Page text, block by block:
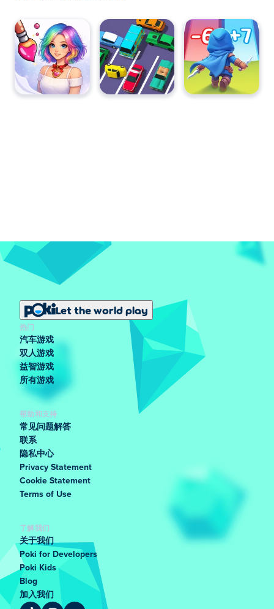
Let the world play
热门
汽车游戏
双人游戏
益智游戏
所有游戏
帮助和支持
常见问题解答
联系
隐私中心
Privacy Statement
Cookie Statement
Terms of Use
了解我们
关于我们
Poki for Developers
Poki Kids
Blog
加入我们